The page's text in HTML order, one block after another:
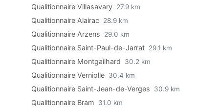
Qualitionnaire Villasavary 27.9 km
Qualitionnaire Alairac 28.9 km
Qualitionnaire Arzens 29.0 km
Qualitionnaire Saint-Paul-de-Jarrat 29.1 km
Qualitionnaire Montgailhard 30.2 km
Qualitionnaire Verniolle 30.4 km
Qualitionnaire Saint-Jean-de-Verges 30.9 km
Qualitionnaire Bram 31.0 km